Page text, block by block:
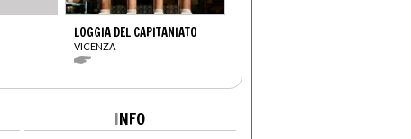
LOGGIA DEL CAPITANIATO
VICENZA
INFO